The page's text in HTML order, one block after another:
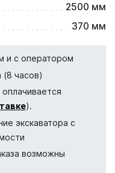
2500 мм
370 мм
и с оператором
(8 часов)
).
экскаватора с
возможны